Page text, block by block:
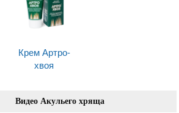
Крем Артро-
хвоя
Видео Акульего хряща